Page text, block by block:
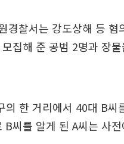
경찰서는 강도상해 등
집해 준 공범 2명과 장
한 거리에서 40대 B씨
씨를 알게 된 A씨는 사